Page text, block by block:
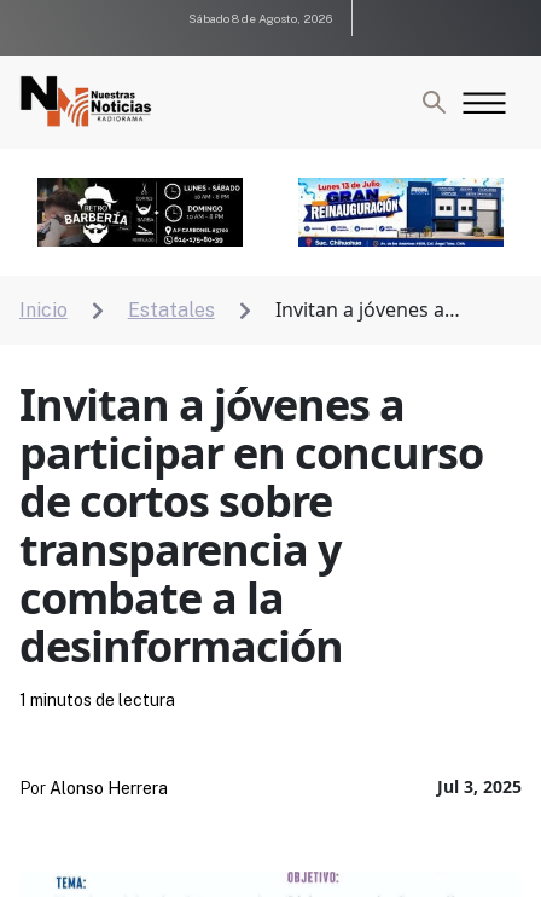
Sábado 8 de Agosto, 2026
Inicio  Estatales 
Invitan a jóvenes a
Invitan a jóvenes a
participar en concurso
de cortos sobre
transparencia y
combate a la
desinformación
Jul 3, 2025
Por Alonso Herrera
1 minutos de lectura